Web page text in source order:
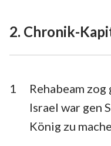
1. Chronik
Esra
Esther
Psalm
Prediger
2. Chronik-
1
Rehabeam zog
Israel war gen
König zu